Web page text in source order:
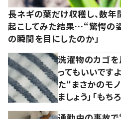
長ネギの葉だけ収穫し、数
起こしてみた結果…“驚愕の姿
の瞬間を目にしたのか」
洗濯物のカゴを
ってもいいです
た“まさかのモ
ましょう」「もちろ